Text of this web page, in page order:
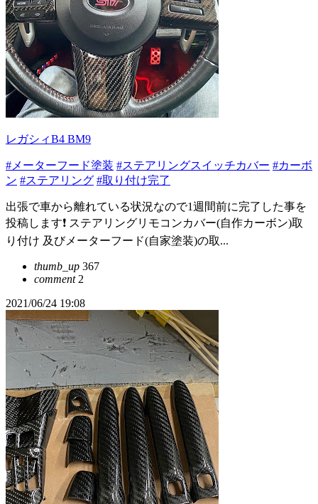
レガシィB4 BM9
#メーターフード塗装 #ステアリングスイッチカバー #カーボ
ン #ステアリング #取り付け完了
出張で車から離れている状況なので1週間前に完了した事を
投稿します❗ ステアリングリモコンカバー(自作カーボン)取
り付け 及びメーターフード(自家塗装)の取...
thumb_up 367
comment2
2021/06/24 19:08